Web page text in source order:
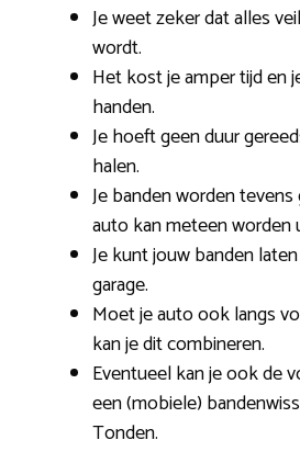
Je weet zeker dat alles
wordt.
Het kost je amper tijd en
handen.
Je hoeft geen duur
halen.
Je banden worden
auto kan meteen worden
Je kunt jouw banden
garage.
Moet je auto ook langs
kan je dit combineren.
Eventueel kan je ook de
een (mobiele)
Tonden.